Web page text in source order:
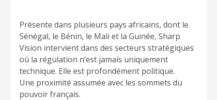
Présente dans plusieurs pays africains, dont le
Sénégal, le Bénin, le Mali et la Guinée, Sharp
Vision intervient dans des secteurs stratégiques
où la régulation n’est jamais uniquement
technique. Elle est profondément politique.
Une proximité assumée avec les sommets du
pouvoir français.